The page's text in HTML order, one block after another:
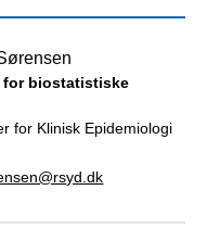
biostatistiske
for Klinisk Epidemiologi